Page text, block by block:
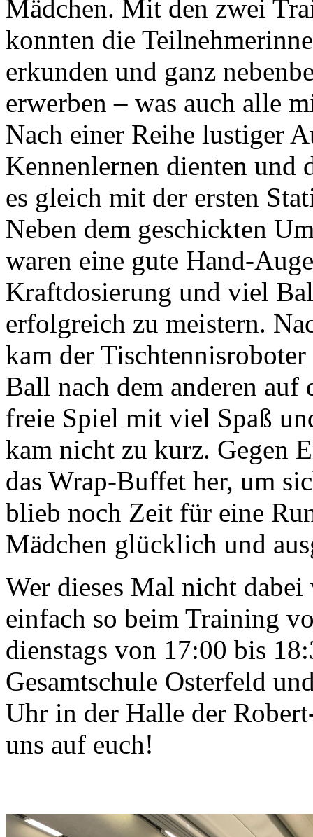
Mädchen. Mit den zwei
konnten die
erkunden und ganz
erwerben – was auch alle
Nach einer Reihe lustiger
Kennenlernen dienten
es gleich mit der ersten
Neben dem geschickten
waren eine gute Hand-
Kraftdosierung und viel
erfolgreich zu meistern.
kam der
Ball nach dem anderen auf
freie Spiel mit viel Spaß
kam nicht zu kurz. Gegen
das Wrap-Buffet her, um
blieb noch Zeit für eine
Mädchen glücklich und
Wer dieses Mal nicht
einfach so beim Training
dienstags von 17:00 bis
Gesamtschule Osterfeld
Uhr in der Halle der
uns auf euch!